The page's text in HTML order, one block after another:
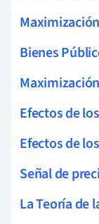
Bienes
Efectos de
Efectos de
Señal de
La Teoría de